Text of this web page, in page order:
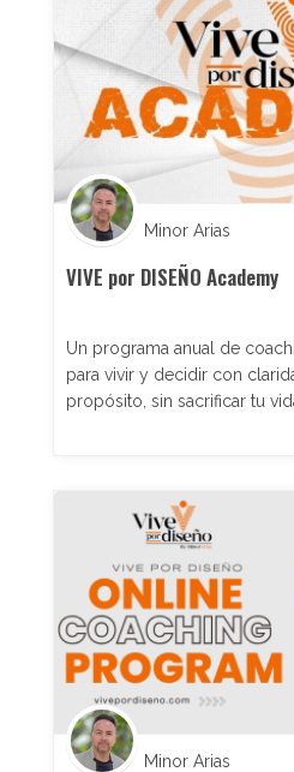
Minor Arias
VIVE por DISEÑO Academy
Un programa anual de
para vivir y decidir con
propósito, sin sacrificar tu
Minor Arias